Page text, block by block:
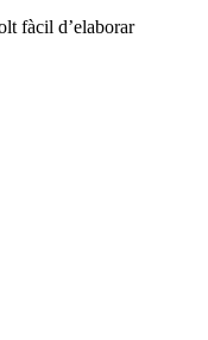
fàcil d’elaborar